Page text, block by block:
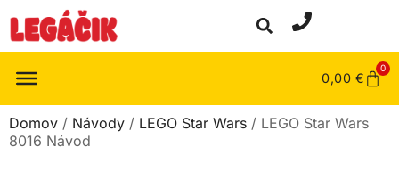
0,00 €
0
Domov / Návody / LEGO Star Wars / LEGO Star Wars
8016 Návod